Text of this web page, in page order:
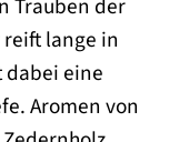
Trauben der
lange in
dabei eine
Aromen von